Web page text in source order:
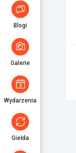
Blogi
Galerie
Wydarzenia
Giełda